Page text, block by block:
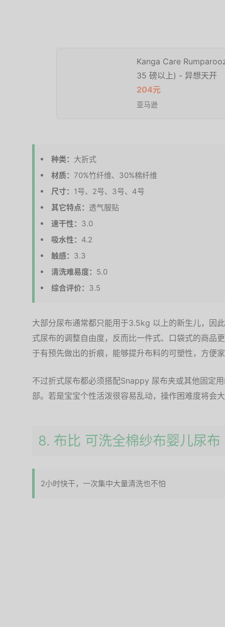
Kanga Care
35 磅以上) - 异想天开
204元
亚马逊
种类： 大折式
材质： 70%竹纤维、30%棉纤维
尺寸： 1号、2号、3号、4号
其它特点： 透气服贴
速干性： 3.0
吸水性： 4.2
触感： 3.3
清洗难易度： 5.0
综合评价： 3.5
大部分尿布通常都只能用于3.5kg 以上的新生儿，因
式尿布的调整自由度，反而比一件式、口袋式的商品
于有预先做出的折痕，能够提升布料的可塑性，方便
不过折式尿布都必须搭配Snappy 尿布夹或其他固定
部。若是宝宝个性活泼很容易乱动，操作困难度将会
8. 布比 可洗全棉纱布婴儿尿布
2小时快干，一次集中大量清洗也不怕